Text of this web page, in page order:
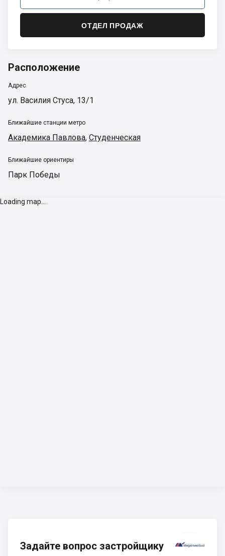
ОТДЕЛ ПРОДАЖ
Расположение
Адрес
ул. Василия Стуса, 13/1
Ближайшие станции метро
Академика Павлова, Студенческая
Ближайшие ориентиры
Парк Победы
Loading map...
Задайте вопрос застройщику